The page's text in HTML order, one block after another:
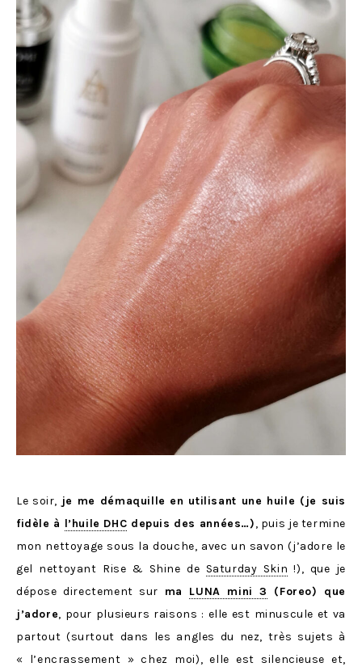
Le soir, je me démaquille en utilisant une huile (je suis
fidèle à l’huile DHC depuis des années…), puis je termine
mon nettoyage sous la douche, avec un savon (j’adore le
gel nettoyant Rise & Shine de Saturday Skin !), que je
dépose directement sur ma LUNA mini 3
(Foreo) que
j’adore, pour plusieurs raisons : elle est minuscule et va
partout (surtout dans les angles du nez, très sujets à
« l’encrassement » chez moi), elle est silencieuse et,